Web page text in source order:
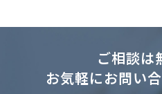
ご相談は
お気軽にお問い